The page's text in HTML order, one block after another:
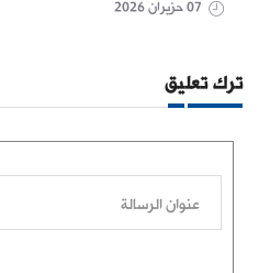
ترك تعليق
عنوان الرسالة